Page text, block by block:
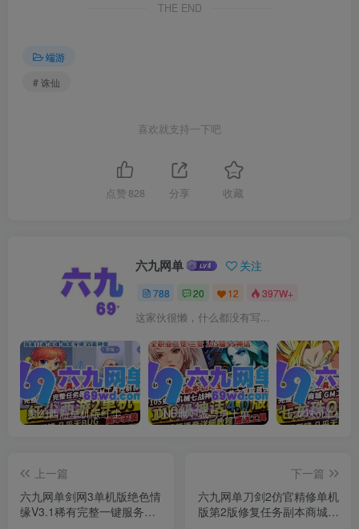
THE END
端游
# 诛仙
喜欢就支持一下吧
点赞 828 分享 收藏
六九网单 关注
788 20 12 397W+
这家伙很懒，什么都没有写...
梦幻西游单机版红尘西游2微变独家打造龙魂抽奖令牌四象神兽 DNF地下城与勇士单机版110级神话版4.0全主线任务龙之庭院机械七战神实验室
上一篇
六九网单剑网3单机版绝色情
缘V3.1稀有完整一键服务端
下一篇
六九网单刀剑2仿官精修单机
版第2版修复任务副本商城技